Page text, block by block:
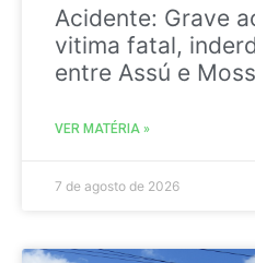
Acidente: Grave
vitima fatal,
entre Assú e
VER MATÉRIA »
7 de agosto de 2026